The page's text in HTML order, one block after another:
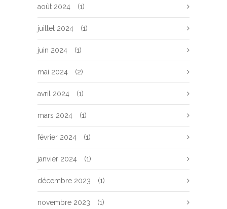
août 2024 (1)
juillet 2024 (1)
juin 2024 (1)
mai 2024 (2)
avril 2024 (1)
mars 2024 (1)
février 2024 (1)
janvier 2024 (1)
décembre 2023 (1)
novembre 2023 (1)